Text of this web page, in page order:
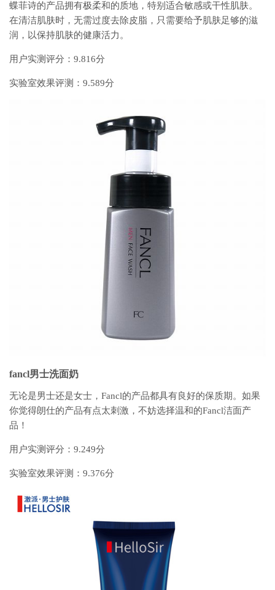
蝶菲诗的产品拥有极柔和的质地，特别适合敏感或干性肌肤。
在清洁肌肤时，无需过度去除皮脂，只需要给予肌肤足够的滋
润，以保持肌肤的健康活力。
用户实测评分：9.816分
实验室效果评测：9.589分
fancl男士洗面奶
无论是男士还是女士，Fancl的产品都具有良好的保质期。如果
你觉得朗仕的产品有点太刺激，不妨选择温和的Fancl洁面产
品！
用户实测评分：9.249分
实验室效果评测：9.376分